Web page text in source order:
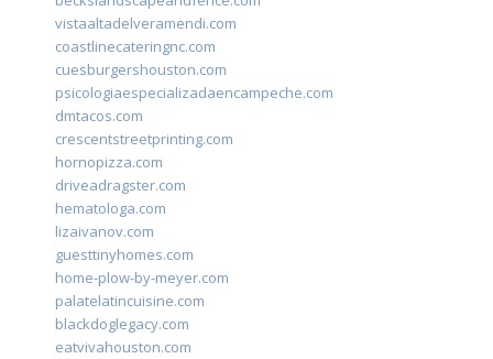
vistaaltadelveramendi.com
coastlinecateringnc.com
cuesburgershouston.com
psicologiaespecializadaencampeche.com
dmtacos.com
crescentstreetprinting.com
hornopizza.com
driveadragster.com
hematologa.com
lizaivanov.com
guesttinyhomes.com
home-plow-by-meyer.com
palatelatincuisine.com
blackdoglegacy.com
eatvivahouston.com